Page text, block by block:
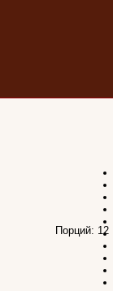
Порций: